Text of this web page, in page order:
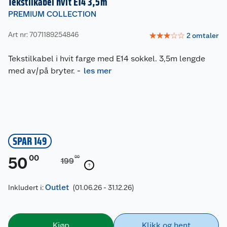
PREMIUM COLLECTION
Art nr: 7071189254846 ☆☆☆☆☆ 2omtaler
Tekstilkabel i hvit farge med E14 sokkel. 3,5m lengde
med av/på bryter. - les mer
SPAR 149
50 00 19900
Inkludert i:Outlet (01.06.26 - 31.12.26)